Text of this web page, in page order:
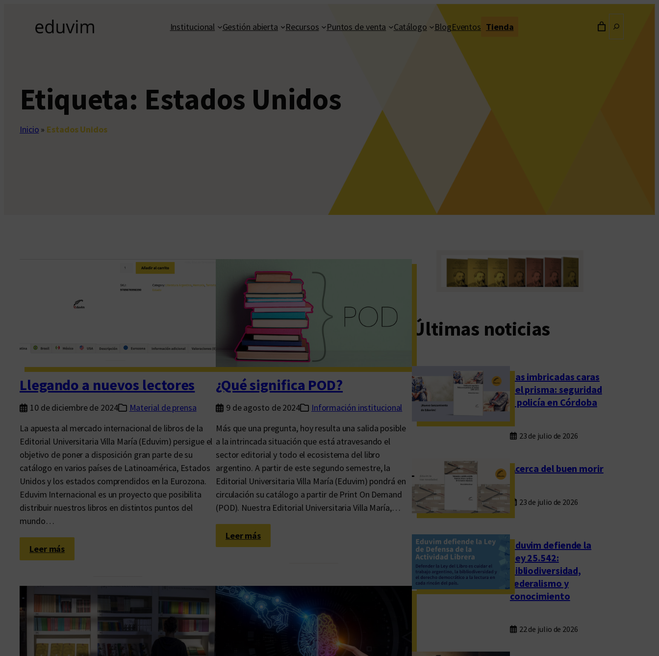
contenido
Institucional Gestión abierta Recursos Puntos de venta Catálogo BlogEventos Tienda
Etiqueta: Estados Unidos
Inicio » Estados Unidos
Llegando a nuevos lectores
10 de diciembre de 2024
Material de prensa
La apuesta al mercado internacional de libros de la
Editorial Universitaria Villa María (Eduvim) persigue el
objetivo de poner a disposición gran parte de su
catálogo en varios países de Latinoamérica, Estados
Unidos y los estados comprendidos en la Eurozona.
Eduvim Internacional es un proyecto que posibilita
distribuir nuestros libros en distintos puntos del
mundo…
Leer más:
L
e
a
d
¿Qué significa POD?
9 de agosto de 2024
Información institucional
Más que una pregunta, hoy resulta una salida posible
a la intrincada situación que está atravesando el
sector editorial y todo el ecosistema del libro
argentino. A partir de este segundo semestre, la
Editorial Universitaria Villa María (Eduvim) pondrá en
circulación su catálogo a partir de Print On Demand
(POD). Nuestra Editorial Universitaria Villa María,…
Leer más:
¿
é
s
i
Últimas noticias
Las imbricadas caras
del prisma: seguridad
y policía en Córdoba
23 de julio de 2026
Acerca del buen morir
23 de julio de 2026
Eduvim defiende la
Ley 25.542:
bibliodiversidad,
federalismo y
conocimiento
22 de julio de 2026